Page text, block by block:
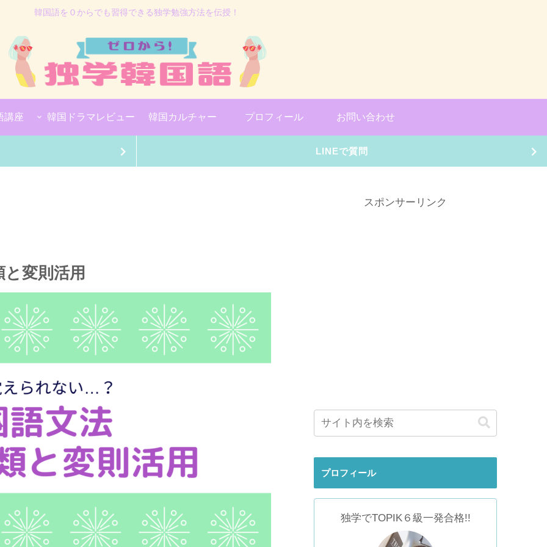
韓国語を０からでも習得できる独学勉強方法を伝授！
講座 韓国ドラマレビュー 韓国カルチャー プロフィール お問い合わせ
LINEで質問
変則活用
スポンサーリンク
プロフィール
独学でTOPIK６級一発合格!!